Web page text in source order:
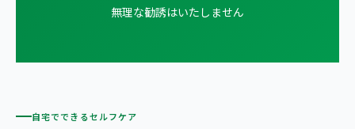
無理な勧誘はいたしません
自宅でできるセルフケア